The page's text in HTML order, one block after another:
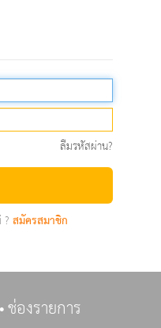
ลืมรหัสผ่าน?
สมัครสมาชิก
ช่องรายการ